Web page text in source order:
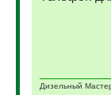
Дизельный